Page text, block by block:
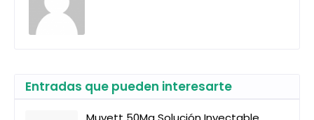
Entradas que pueden interesarte